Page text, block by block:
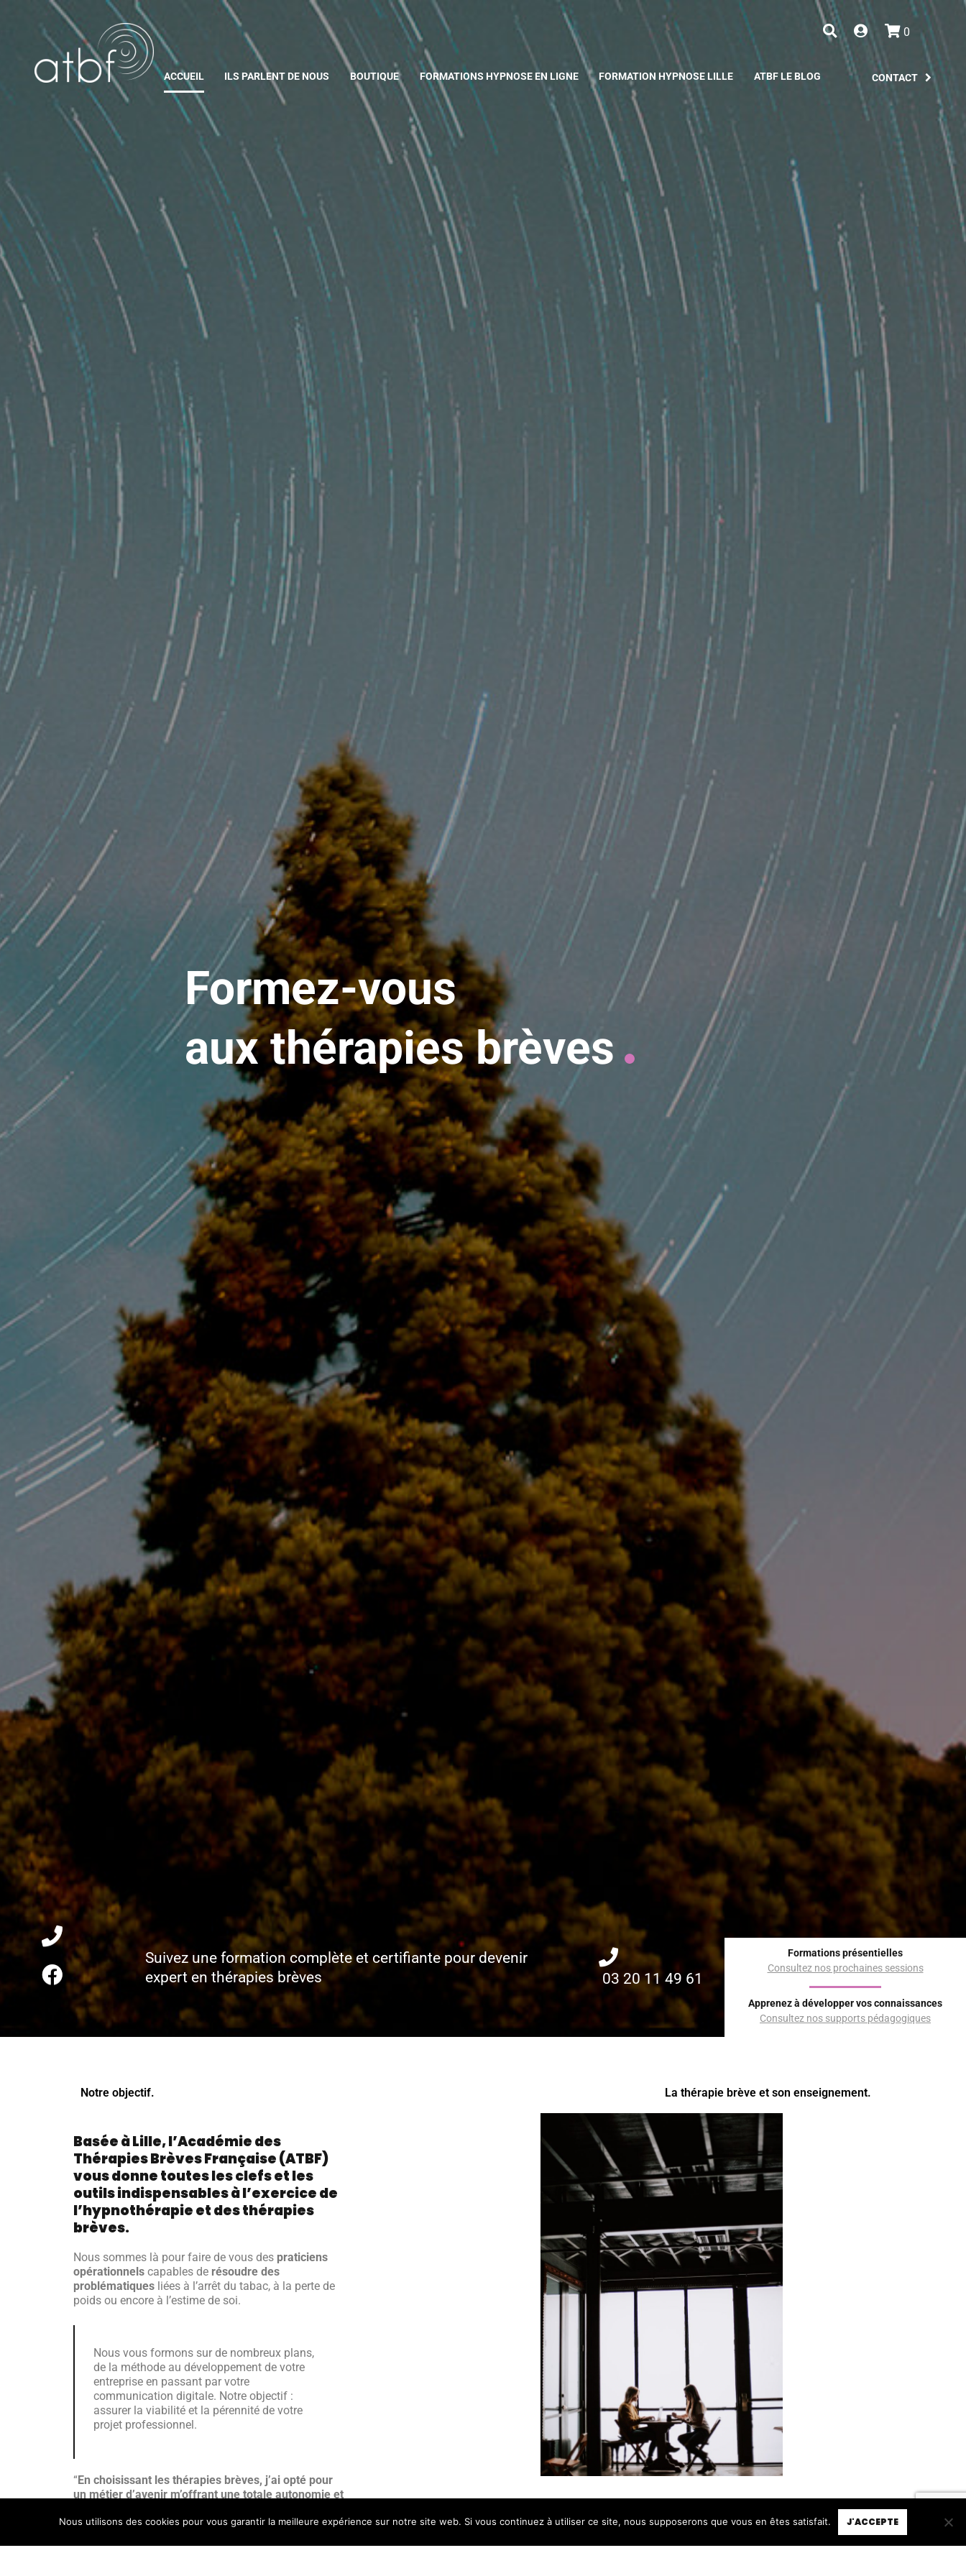
0
ACCUEIL ILS PARLENT DE NOUS BOUTIQUE FORMATIONS HYPNOSE EN LIGNE FORMATION HYPNOSE LILLE ATBF LE BLOG CONTACT
Formez-vous
aux thérapies brèves
Suivez une formation complète et certifiante pour devenir
expert en thérapies brèves
03 20 11 49 61
Formations présentielles
Consultez nos prochaines sessions
Apprenez à développer vos connaissances
Consultez nos supports pédagogiques
Notre objectif. La thérapie brève et son enseignement.
Basée à Lille, l’Académie des
Thérapies Brèves Française (ATBF)
vous donne toutes les clefs et les
outils indispensables à l’exercice de
l’hypnothérapie et des thérapies
brèves.
Nous sommes là pour faire de vous des praticiens
opérationnels capables de résoudre des
problématiques liées à l’arrêt du tabac, à la perte de
poids ou encore à l’estime de soi.
Nous vous formons sur de nombreux plans,
de la méthode au développement de votre
entreprise en passant par votre
communication digitale. Notre objectif :
assurer la viabilité et la pérennité de votre
projet professionnel.
“En choisissant les thérapies brèves, j’ai opté pour
un métier d’avenir m’offrant une totale autonomie et
Nous utilisons des cookies pour vous garantir la meilleure expérience sur notre site web. Si vous continuez à utiliser ce site, nous supposerons que vous en êtes satisfait. J'ACCEPTE